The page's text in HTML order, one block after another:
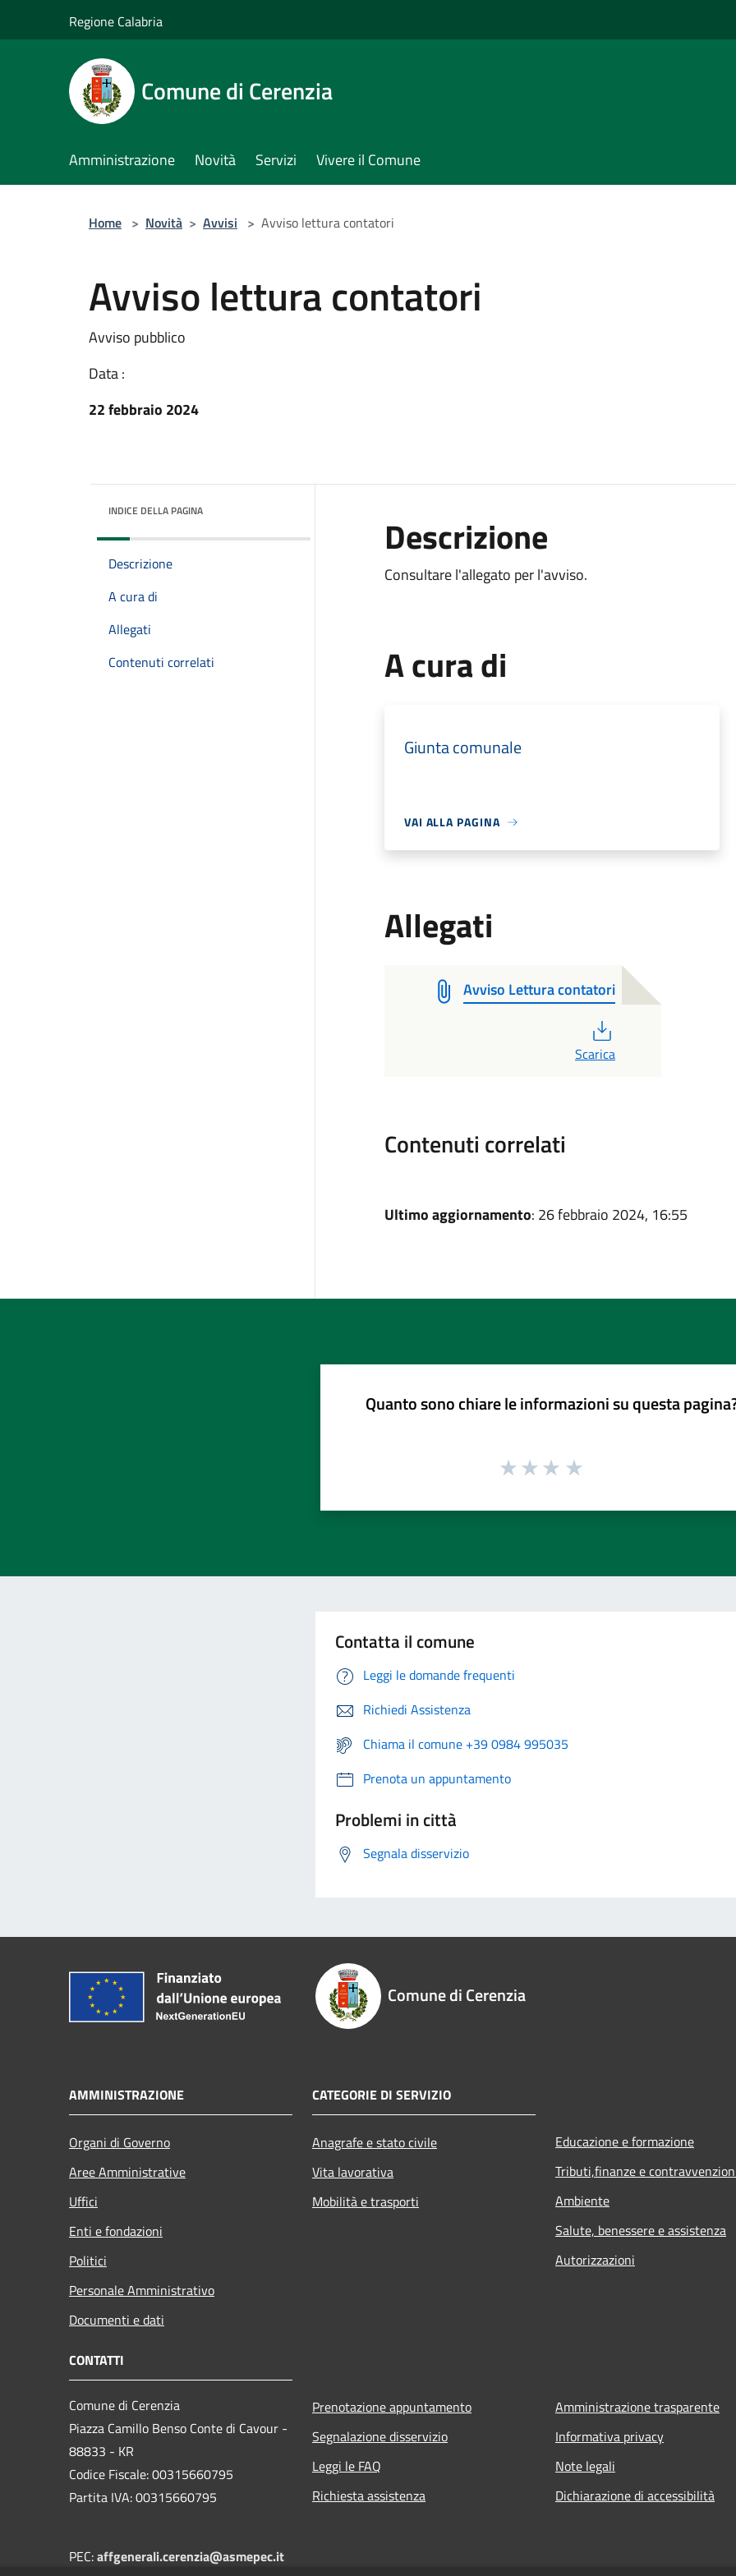
Regione Calabria
Comune di Cerenzia
Amministrazione Novità Servizi Vivere il Comune
Home > Novità > Avvisi > Avviso lettura contatori
Avviso lettura contatori
Avviso pubblico
Data :
22 febbraio 2024
INDICE DELLA PAGINA
Descrizione
A cura di
Allegati
Contenuti correlati
Descrizione
Consultare l'allegato per l'avviso.
A cura di
Giunta comunale
VAI ALLA PAGINA
Allegati
Avviso Lettura contatori
Scarica
Contenuti correlati
Ultimo aggiornamento: 26 febbraio 2024, 16:55
Quanto sono chiare le informazioni su questa
Contatta il comune
Leggi le domande frequenti
Richiedi Assistenza
Chiama il comune +39 0984 995035
Prenota un appuntamento
Problemi in città
Segnala disservizio
Comune di Cerenzia
AMMINISTRAZIONE
Organi di Governo
Aree Amministrative
Uffici
Enti e fondazioni
Politici
Personale Amministrativo
Documenti e dati
CATEGORIE DI SERVIZIO
Anagrafe e stato civile
Vita lavorativa
Mobilità e trasporti
Educazione e formazione
Tributi,finanze e
Ambiente
Salute, benessere e assistenza
Autorizzazioni
CONTATTI
Comune di Cerenzia
Piazza Camillo Benso Conte di Cavour -
88833 - KR
Codice Fiscale: 00315660795
Partita IVA: 00315660795
PEC:affgenerali.cerenzia@asmepec.it
Prenotazione appuntamento
Segnalazione disservizio
Leggi le FAQ
Richiesta assistenza
Amministrazione trasparente
Informativa privacy
Note legali
Dichiarazione di accessibilità